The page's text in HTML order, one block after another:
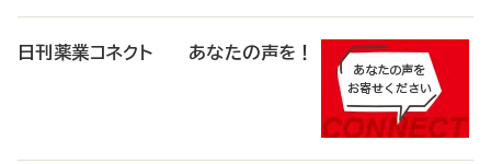
日刊薬業コネクト あなたの声を！